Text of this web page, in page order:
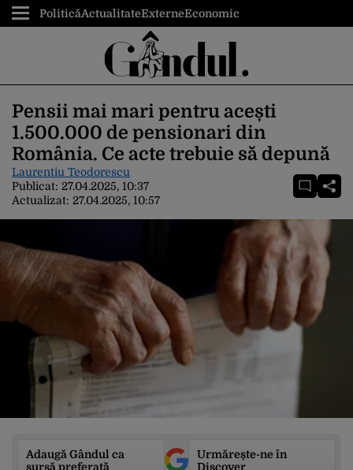
PoliticăActualitateExterneEconomic
Pensii mai mari pentru acești
1.500.000 de pensionari din
România. Ce acte trebuie să depună
Laurentiu Teodorescu
Publicat: 27.04.2025, 10:37
Actualizat: 27.04.2025, 10:57
Adaugă Gândul ca
sursă preferată
Urmărește-ne în
Discover